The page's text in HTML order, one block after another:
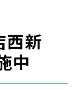
西新
中